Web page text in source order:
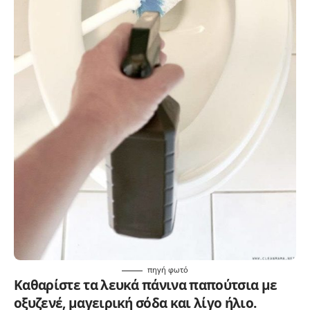
πηγή φωτό
Καθαρίστε τα λευκά πάνινα παπούτσια με
οξυζενέ, μαγειρική σόδα και λίγο ήλιο.